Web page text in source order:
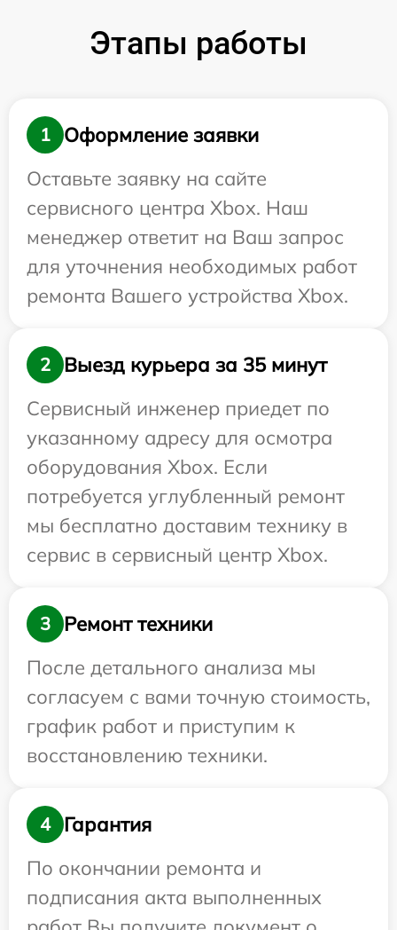
Этапы работы
1
Оформление заявки
Оставьте заявку на сайте
сервисного центра Xbox. Наш
менеджер ответит на Ваш запрос
для уточнения необходимых работ
ремонта Вашего устройства Xbox.
2
Выезд курьера за 35 минут
Сервисный инженер приедет по
указанному адресу для осмотра
оборудования Xbox. Если
потребуется углубленный ремонт
мы бесплатно доставим технику в
сервис в сервисный центр Xbox.
3
Ремонт техники
После детального анализа мы
согласуем с вами точную стоимость,
график работ и приступим к
восстановлению техники.
4
Гарантия
По окончании ремонта и
подписания акта выполненных